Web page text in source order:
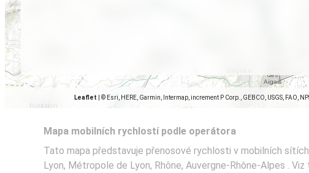
Leaflet © Esri, HERE, Garmin, Intermap, increment P Corp., GEBCO, USGS, FAO,
Mapa mobilních rychlostí podle operátora
Tato mapa představuje přenosové rychlosti v mobilních sítích
Lyon, Métropole de Lyon, Rhône, Auvergne-Rhône-Alpes .